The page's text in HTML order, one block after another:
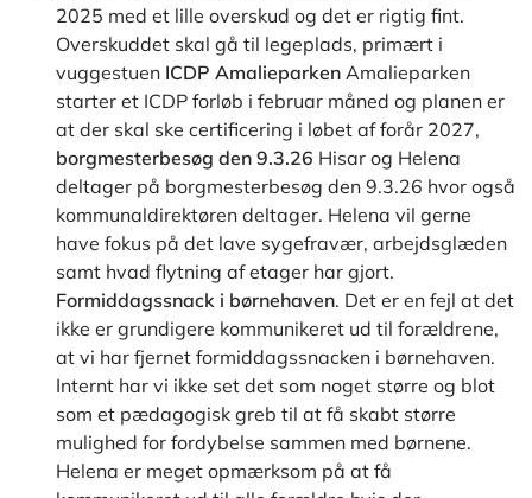
2025 med et lille overskud og det er rigtig fint.
Overskuddet skal gå til legeplads, primært i
vuggestuen ICDP Amalieparken Amalieparken
starter et ICDP forløb i februar måned og planen er
at der skal ske certificering i løbet af forår 2027,
borgmesterbesøg den 9.3.26 Hisar og Helena
deltager på borgmesterbesøg den 9.3.26 hvor også
kommunaldirektøren deltager. Helena vil gerne
have fokus på det lave sygefravær, arbejdsglæden
samt hvad flytning af etager har gjort.
Formiddagssnack i børnehaven. Det er en fejl at det
ikke er grundigere kommunikeret ud til forældrene,
at vi har fjernet formiddagssnacken i børnehaven.
Internt har vi ikke set det som noget større og blot
som et pædagogisk greb til at få skabt større
mulighed for fordybelse sammen med børnene.
Helena er meget opmærksom på at få